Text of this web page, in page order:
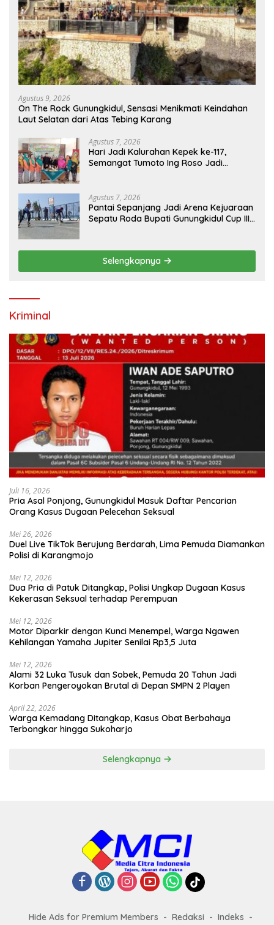
Agustus 9, 2026
On The Rock Gunungkidul, Sensasi Menikmati Keindahan
Laut Selatan dari Atas Tebing Karang
Agustus 7, 2026
Hari Jadi Kalurahan Kepek ke-117,
Semangat Tumoto Ing Roso Jadi
Agustus 7, 2026
Pantai Sepanjang Jadi Arena Kejuaraan
Sepatu Roda Bupati Gunungkidul Cup III
Selengkapnya
Kriminal
Juli 16, 2026
Pria Asal Ponjong, Gunungkidul Masuk Daftar Pencarian
Orang Kasus Dugaan Pelecehan Seksual
Mei 26, 2026
Duel Live TikTok Berujung Berdarah, Lima Pemuda Diamankan
Polisi di Karangmojo
Mei 12, 2026
Dua Pria di Patuk Ditangkap, Polisi Ungkap Dugaan Kasus
Kekerasan Seksual terhadap Perempuan
Mei 12, 2026
Motor Diparkir dengan Kunci Menempel, Warga Ngawen
Kehilangan Yamaha Jupiter Senilai Rp3,5 Juta
Mei 12, 2026
Alami 32 Luka Tusuk dan Sobek, Pemuda 20 Tahun Jadi
Korban Pengeroyokan Brutal di Depan SMPN 2 Playen
April 22, 2026
Warga Kemadang Ditangkap, Kasus Obat Berbahaya
Terbongkar hingga Sukoharjo
Selengkapnya
Hide Ads for Premium Members Redaksi Indeks